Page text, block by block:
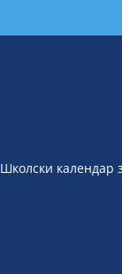
Школски календар